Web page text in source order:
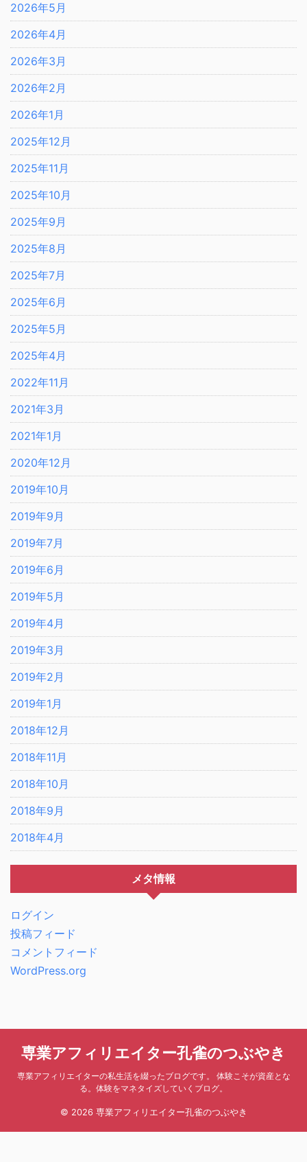
2026年5月
2026年4月
2026年3月
2026年2月
2026年1月
2025年12月
2025年11月
2025年10月
2025年9月
2025年8月
2025年7月
2025年6月
2025年5月
2025年4月
2022年11月
2021年3月
2021年1月
2020年12月
2019年10月
2019年9月
2019年7月
2019年6月
2019年5月
2019年4月
2019年3月
2019年2月
2019年1月
2018年12月
2018年11月
2018年10月
2018年9月
2018年4月
メタ情報
ログイン
投稿フィード
コメントフィード
WordPress.org
専業アフィリエイター孔雀のつぶやき
専業アフィリエイターの私生活を綴ったブログです。 体験こそが資産とな
る。体験をマネタイズしていくブログ。
© 2026 専業アフィリエイター孔雀のつぶやき